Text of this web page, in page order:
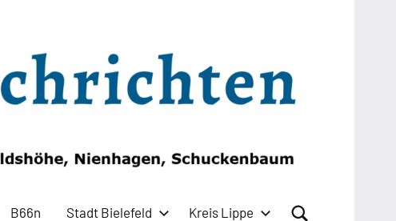
B66n Stadt Bielefeld Kreis Lippe